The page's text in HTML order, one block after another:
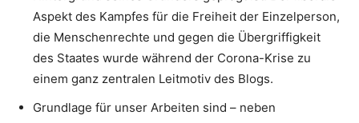
Aspekt des Kampfes für die Freiheit der Einzelperson,
die Menschenrechte und gegen die Übergriffigkeit
des Staates wurde während der Corona-Krise zu
einem ganz zentralen Leitmotiv des Blogs.
Grundlage für unser Arbeiten sind – neben